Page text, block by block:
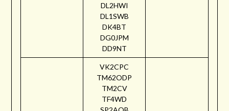
DL2HWI
DL1SWB
DK4BT
DG0JPM
DD9NT
VK2CPC
TM62ODP
TM2CV
TF4WD